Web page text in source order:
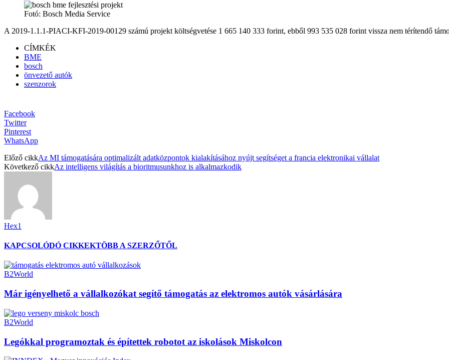
Fotó: Bosch Media Service
A 2019-1.1.1-PIACI-KFI-2019-00129 számú projekt költségvetése 1 665 140 333 forint, ebből 993 535 028 forint vissza nem térítendő
CÍMKÉK
BME
bosch
önvezető autók
szenzorok
Facebook
Twitter
Pinterest
WhatsApp
Előző cikkAz MI támogatására optimalizált adatközpontok kialakításához nyújt segítséget a francia elektronikai vállalat
Következő cikkAz intelligens világítás a bioritmusunkhoz is alkalmazkodik
Hex1
KAPCSOLÓDÓ CIKKEKTÖBB A SZERZŐTŐL
B2World
Már igényelhető a vállalkozókat segítő támogatás az elektromos autók vásárlására
B2World
Legókkal programoztak és építettek robotot az iskolások Miskolcon